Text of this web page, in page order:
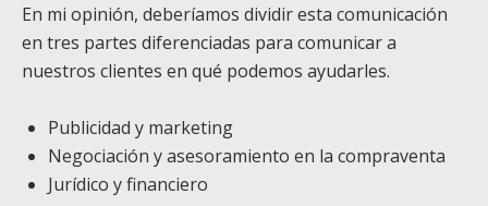
En mi opinión, deberíamos dividir esta comunicación
en tres partes diferenciadas para comunicar a
nuestros clientes en qué podemos ayudarles.
Publicidad y marketing
Negociación y asesoramiento en la compraventa
Jurídico y financiero